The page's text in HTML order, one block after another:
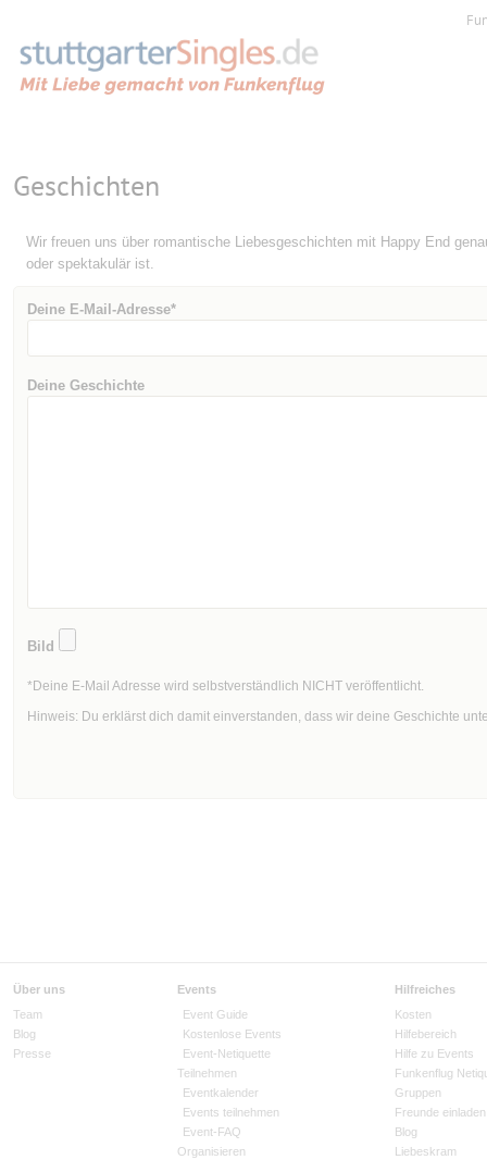
Geschichten
Wir freuen uns über romantische Liebesgeschichten mit Happy End
oder spektakulär ist.
Deine E-Mail-Adresse*
Deine Geschichte
Bild
*Deine E-Mail Adresse wird selbstverständlich NICHT veröffentlicht.
Hinweis: Du erklärst dich damit einverstanden, dass wir deine Geschichte
Über uns
Team
Blog
Presse
Events
Event Guide
Kostenlose Events
Event-Netiquette
Teilnehmen
Eventkalender
Events teilnehmen
Event-FAQ
Organisieren
Hilfreiches
Kosten
Hilfebereich
Hilfe zu Events
Funkenflug
Gruppen
Freunde einladen
Blog
Liebeskram